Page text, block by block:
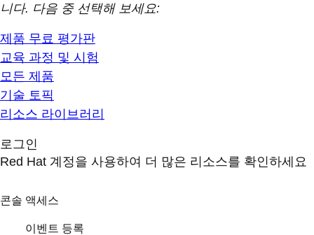
니다. 다음 중 선택해 보세요:
제품 무료 평가판
교육 과정 및 시험
모든 제품
기술 토픽
리소스 라이브러리
로그인
Red Hat 계정을 사용하여 더 많은 리소스를 확인하세요
콘솔 액세스
이벤트 등록